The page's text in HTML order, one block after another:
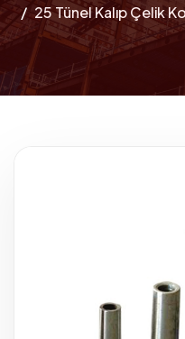
25 Tünel Kalıp Çelik